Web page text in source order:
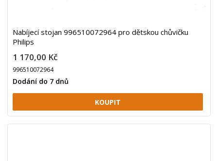
Nabíjecí stojan 996510072964 pro dětskou chůvičku
Philips
1 170,00 Kč
996510072964
Dodání do 7 dnů